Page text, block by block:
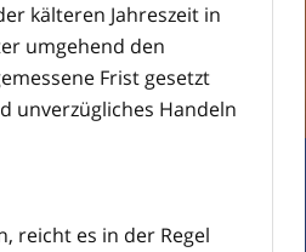
kälteren Jahreszeit in
umgehend den
Frist gesetzt
unverzügliches Handeln
reicht es in der Regel